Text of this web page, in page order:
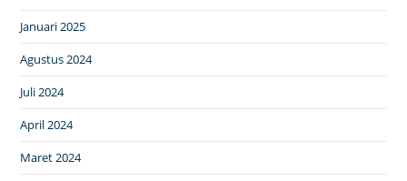
Januari 2025
Agustus 2024
Juli 2024
April 2024
Maret 2024